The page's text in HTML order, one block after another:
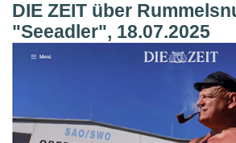
DIE ZEIT über
"Seeadler", 18.07.2025